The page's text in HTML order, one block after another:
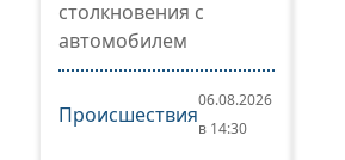
столкновения с
автомобилем
Происшествия
06.08.2026
в 14:30